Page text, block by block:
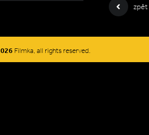
zpět
Filmka, all rights reserved.